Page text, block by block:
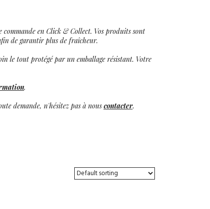
commande en Click & Collect. Vos produits sont
de garantir plus de fraîcheur.
le tout protégé par un emballage résistant. Votre
.
demande, n'hésitez pas à nous contacter.